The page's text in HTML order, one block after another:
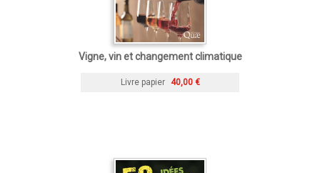
Vigne, vin et changement climatique
Livre papier 40,00 €